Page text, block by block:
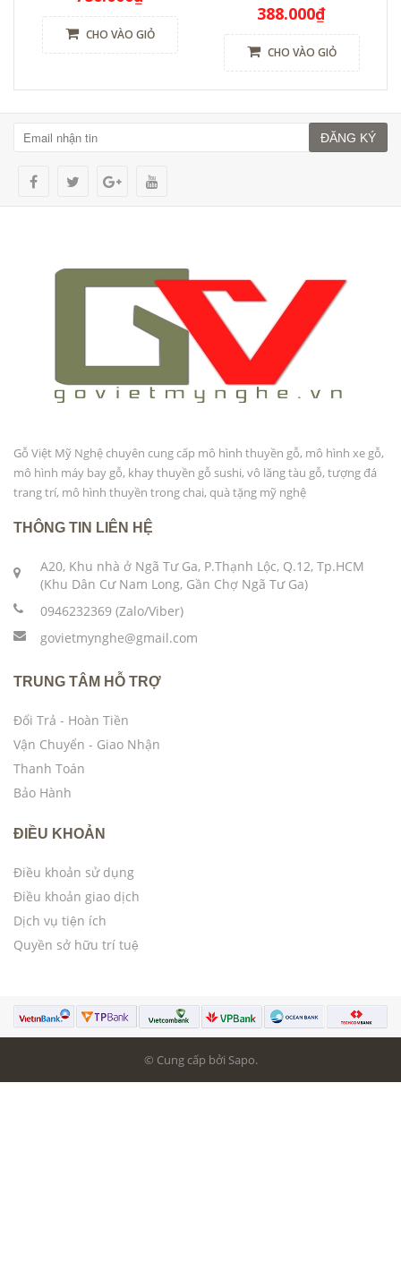
CHO VÀO GIỎ
388.000₫
CHO VÀO GIỎ
ĐĂNG KÝ
Gỗ Việt Mỹ Nghệ chuyên cung cấp mô hình thuyền gỗ, mô hình xe gỗ,
mô hình máy bay gỗ, khay thuyền gỗ sushi, vô lăng tàu gỗ, tượng đá
trang trí, mô hình thuyền trong chai, quà tặng mỹ nghệ
THÔNG TIN LIÊN HỆ
A20, Khu nhà ở Ngã Tư Ga, P.Thạnh Lộc, Q.12, Tp.HCM
(Khu Dân Cư Nam Long, Gần Chợ Ngã Tư Ga)
0946232369 (Zalo/Viber)
govietmynghe@gmail.com
TRUNG TÂM HỖ TRỢ
Đổi Trả - Hoàn Tiền
Vận Chuyển - Giao Nhận
Thanh Toán
Bảo Hành
ĐIỀU KHOẢN
Điều khoản sử dụng
Điều khoản giao dịch
Dịch vụ tiện ích
Quyền sở hữu trí tuệ
© Cung cấp bởi Sapo.